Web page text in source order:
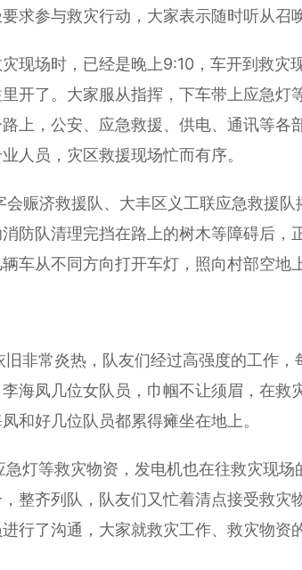
求参与救灾行动，大家表示随时听从召唤
场时，已经是晚上9:10，车开到救灾
开了。大家服从指挥，下车带上应急灯
上，公安、应急救援、供电、通讯等各
人员，灾区救援现场忙而有序。
赈济救援队、大丰区义工联应急救援队
防队清理完挡在路上的树木等障碍后，
车从不同方向打开车灯，照向村部空地
常炎热，队友们经过高强度的工作，
海凤几位女队员，巾帼不让须眉，在救
和好几位队员都累得瘫坐在地上。
灯等救灾物资，发电机也在往救灾现场
整齐列队，队友们又忙着清点接受救灾
行了沟通，大家就救灾工作、救灾物资